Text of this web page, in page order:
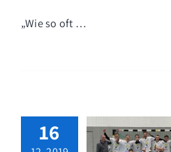
„Wie so oft …
16